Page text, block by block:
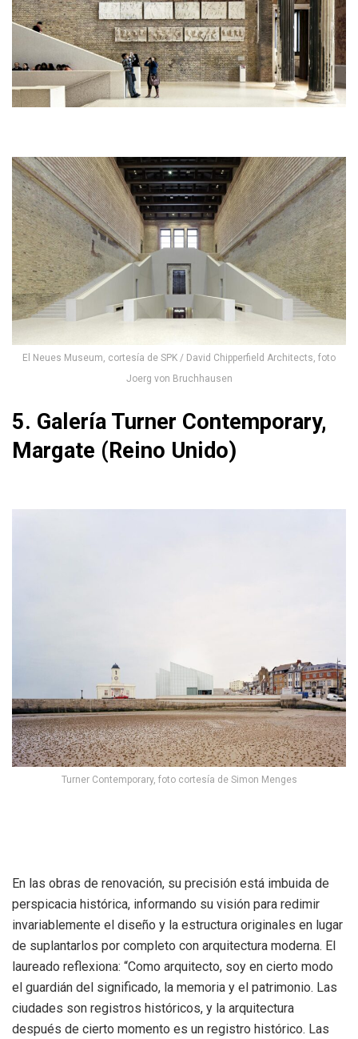
El Neues Museum, cortesía de SPK / David Chipperfield Architects, foto
Joerg von Bruchhausen
5. Galería Turner Contemporary,
Margate (Reino Unido)
Turner Contemporary, foto cortesía de Simon Menges
En las obras de renovación, su precisión está imbuida de
perspicacia histórica, informando su visión para redimir
invariablemente el diseño y la estructura originales en lugar
de suplantarlos por completo con arquitectura moderna. El
laureado reflexiona: “Como arquitecto, soy en cierto modo
el guardián del significado, la memoria y el patrimonio. Las
ciudades son registros históricos, y la arquitectura
después de cierto momento es un registro histórico. Las